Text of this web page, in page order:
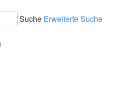
Suche Erweiterte Suche